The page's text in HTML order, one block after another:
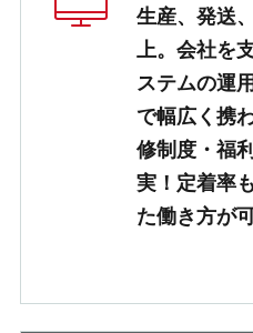
生産、発送
上。会社を
ステムの運
で幅広く携
修制度・福
実！定着率
た働き方が